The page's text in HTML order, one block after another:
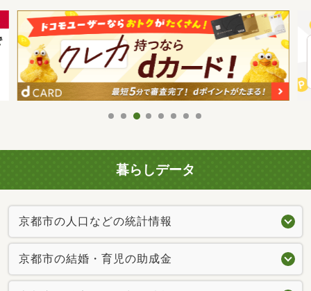
暮らしデータ
京都市の人口などの統計情報
京都市の結婚・育児の助成金